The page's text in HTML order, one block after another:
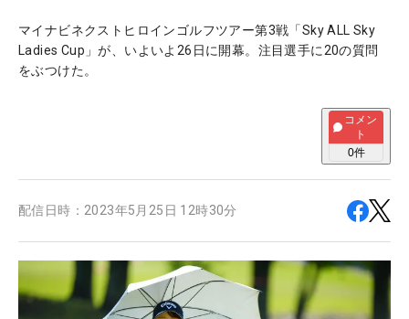
マイナビネクストヒロインゴルフツアー第3戦「Sky ALL Sky
Ladies Cup」が、いよいよ26日に開幕。注目選手に20の質問
をぶつけた。
コメン
ト
0件
配信日時： 2023年5月25日 12時30分